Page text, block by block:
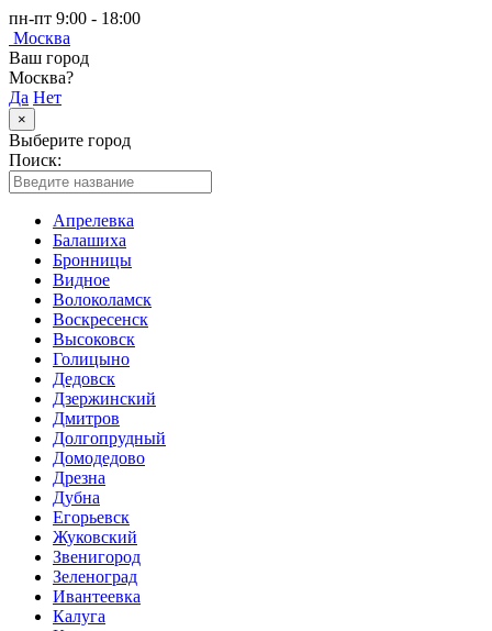
пн-пт 9:00 - 18:00
Москва
Ваш город
Москва?
Да Нет
×
Выберите город
Поиск:
Апрелевка
Балашиха
Бронницы
Видное
Волоколамск
Воскресенск
Высоковск
Голицыно
Дедовск
Дзержинский
Дмитров
Долгопрудный
Домодедово
Дрезна
Дубна
Егорьевск
Жуковский
Звенигород
Зеленоград
Ивантеевка
Калуга